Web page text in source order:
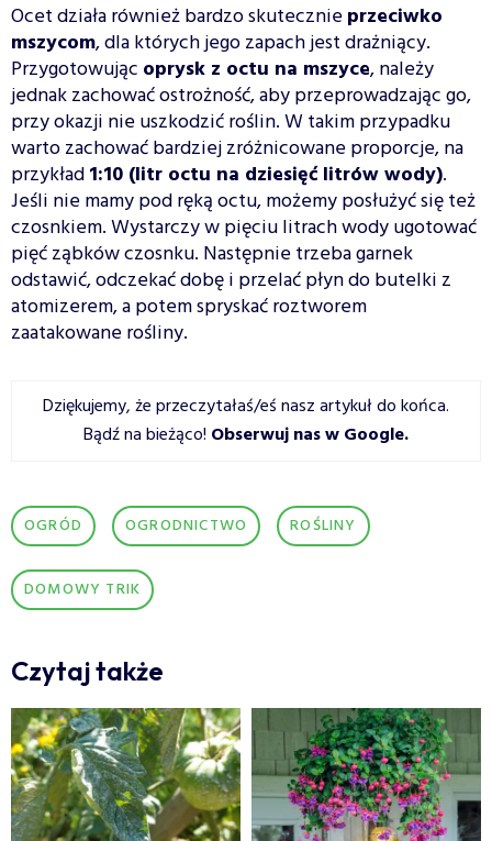
Ocet działa również bardzo skutecznieprzeciwko
mszycom, dla których jego zapach jest drażniący.
Przygotowując oprysk z octu na mszyce, należy
jednak zachować ostrożność, aby przeprowadzając go,
przy okazji nie uszkodzić roślin. W takim przypadku
warto zachować bardziej zróżnicowane proporcje, na
przykład1:10 (litr octu na dziesięć litrów wody).
Jeśli nie mamy pod ręką octu, możemy posłużyć się też
czosnkiem. Wystarczy w pięciu litrach wody ugotować
pięć ząbków czosnku. Następnie trzeba garnek
odstawić, odczekać dobę i przelać płyn do butelki z
atomizerem, a potem spryskać roztworem
zaatakowane rośliny.
Dziękujemy, że przeczytałaś/eś nasz artykuł do końca.
Bądź na bieżąco! Obserwuj nas w Google.
OGRÓD OGRODNICTWO ROŚLINY
DOMOWY TRIK
Czytaj także